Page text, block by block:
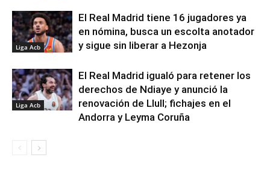
Liga Acb
El Real Madrid tiene 16 jugadores ya
en nómina, busca un escolta anotador
y sigue sin liberar a Hezonja
Liga Acb
El Real Madrid igualó para retener los
derechos de Ndiaye y anunció la
renovación de Llull; fichajes en el
Andorra y Leyma Coruña